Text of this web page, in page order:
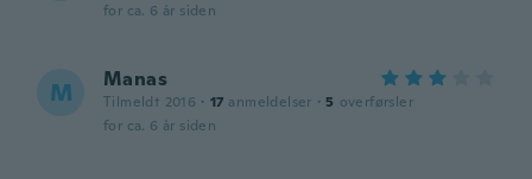
for ca. 6 år siden
M Manas
Tilmeldt 2016 · 17 anmeldelser · 5 overførsler
for ca. 6 år siden